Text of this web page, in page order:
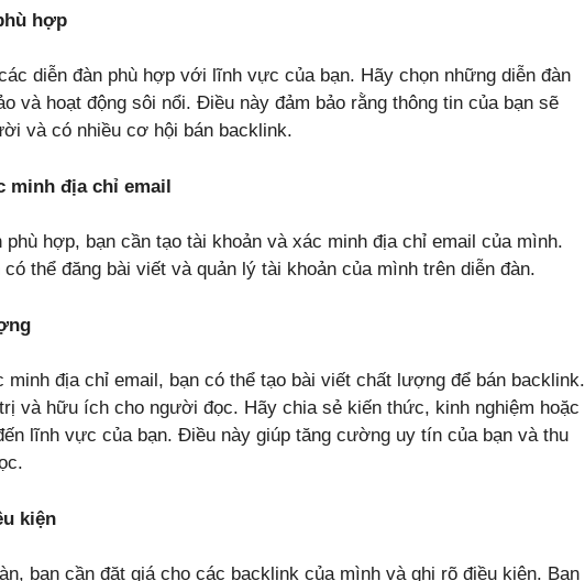
hợp
diễn đàn phù hợp với lĩnh vực của bạn. Hãy chọn những diễn đàn
và hoạt động sôi nổi. Điều này đảm bảo rằng thông tin của bạn sẽ
và có nhiều cơ hội bán backlink.
minh địa chỉ email
hợp, bạn cần tạo tài khoản và xác minh địa chỉ email của mình.
thể đăng bài viết và quản lý tài khoản của mình trên diễn đàn.
minh địa chỉ email, bạn có thể tạo bài viết chất lượng để bán backlink.
và hữu ích cho người đọc. Hãy chia sẻ kiến thức, kinh nghiệm hoặc
lĩnh vực của bạn. Điều này giúp tăng cường uy tín của bạn và thu
kiện
bạn cần đặt giá cho các backlink của mình và ghi rõ điều kiện. Bạn